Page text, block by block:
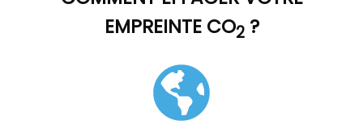
EMPREINTE CO2?